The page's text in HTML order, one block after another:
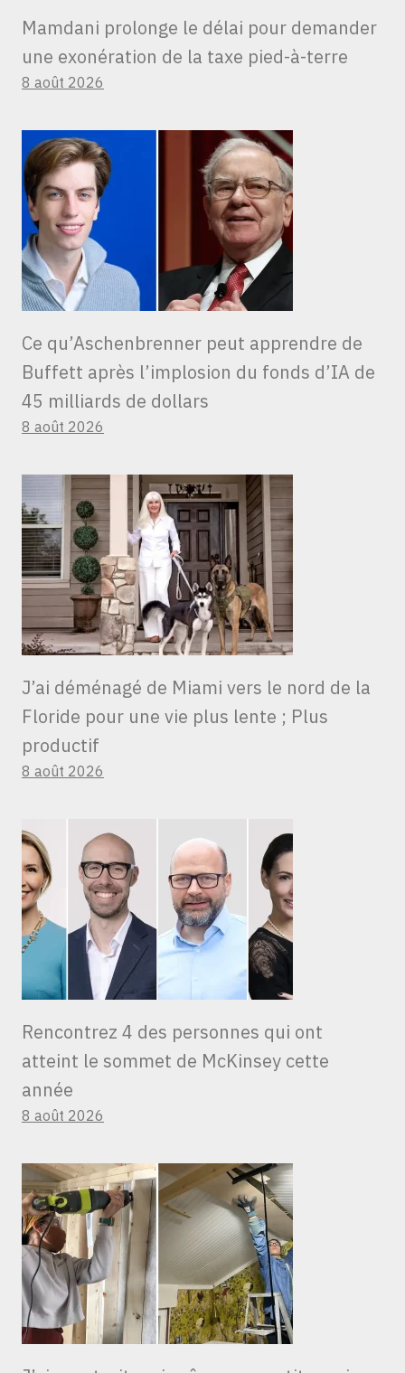
Mamdani prolonge le délai pour demander
une exonération de la taxe pied-à-terre
8 août 2026
Ce qu’Aschenbrenner peut apprendre de
Buffett après l’implosion du fonds d’IA de
45 milliards de dollars
8 août 2026
J’ai déménagé de Miami vers le nord de la
Floride pour une vie plus lente ; Plus
productif
8 août 2026
Rencontrez 4 des personnes qui ont
atteint le sommet de McKinsey cette
année
8 août 2026